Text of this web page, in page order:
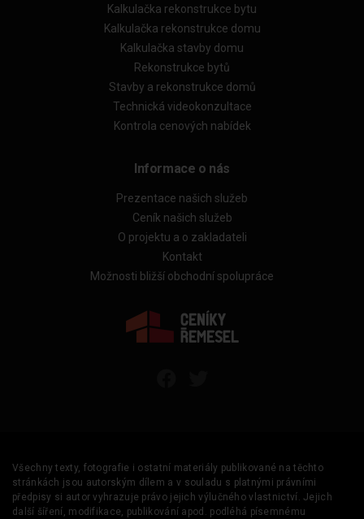
Kalkulačka rekonstrukce bytu
Kalkulačka rekonstrukce domu
Kalkulačka stavby domu
Rekonstrukce bytů
Stavby a rekonstrukce domů
Technická videokonzultace
Kontrola cenových nabídek
Informace o nás
Prezentace našich služeb
Ceník našich služeb
O projektu a o zakladateli
Kontakt
Možnosti bližší obchodní spolupráce
Všechny texty, fotografie i ostatní materiály publikované na těchto
stránkách jsou autorským dílem a v souladu s platnými právními
předpisy si autor vyhrazuje právo jejich výlučného vlastnictví. Jejich
další šíření, modifikace, publikování apod. podléhá písemnému